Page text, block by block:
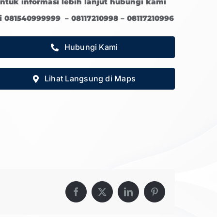
081540999999 – 08117210998 – 08117210996
Hubungi Kami
Lihat Langsung di Maps
Facebook
X LinkedInPinterest